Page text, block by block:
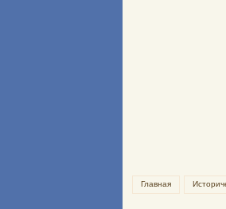
Главная